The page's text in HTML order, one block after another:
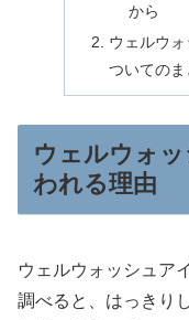
から
ウェルウ
ついてのま
ウェルウォ
われる理由
ウェルウォッシュア
調べると、はっきり